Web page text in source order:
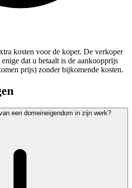
kosten voor de koper. De verkoper
dat u betaalt is de aankoopprijs
prijs) zonder bijkomende kosten.
een domeineigendom in zijn werk?